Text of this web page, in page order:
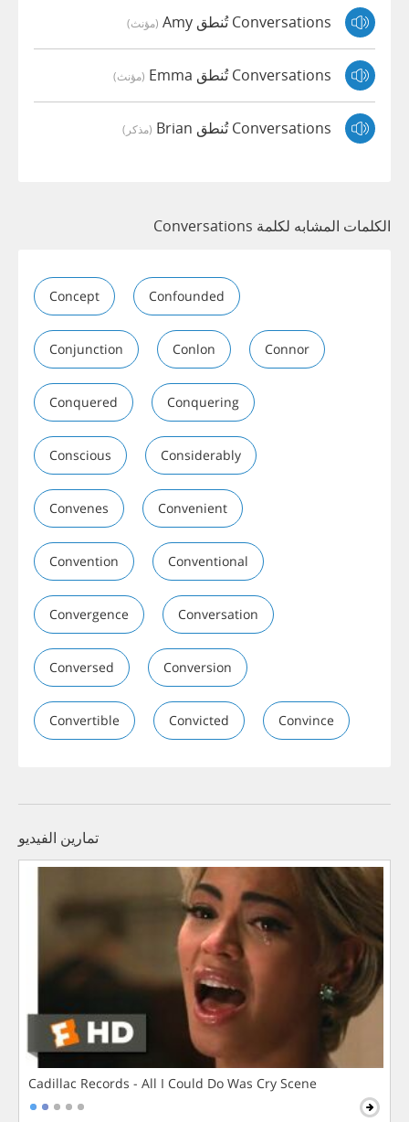
Conversations تُنطق Amy (مؤنث)
Conversations تُنطق Emma (مؤنث)
Conversations تُنطق Brian (مذكر)
الكلمات المشابه لكلمة Conversations
Concept Confounded
Conjunction Conlon Connor
Conquered Conquering
Conscious Considerably
Convenes Convenient
Convention Conventional
Convergence Conversation
Conversed Conversion
Convertible Convicted Convince
تمارين الفيديو
Cadillac Records - All I Could Do Was Cry Scene